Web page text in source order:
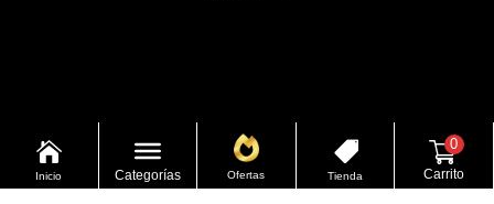

Inicio Categorías Ofertas

Tienda
0
Carrito